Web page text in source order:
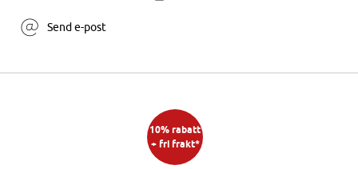
Send e-post
10% rabatt
+ fri frakt*